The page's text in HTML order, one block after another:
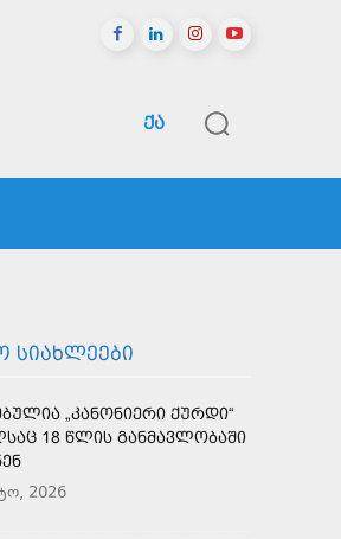
ᲥᲐ
„ᲙᲐᲜᲝᲜᲘᲔᲠᲘ ᲥᲣᲠᲓᲘ“
18 ᲬᲚᲘᲡ ᲒᲐᲜᲛᲐᲕᲚᲝᲑᲐᲨᲘ
2026